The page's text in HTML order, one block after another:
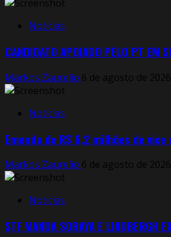
Notícias
CANDIDATO APOIADO PELO PT EM
Markos Zaurelio 6 de agosto de 2026
Notícias
Emenda de R$ 6,2 milhões de
Markos Zaurelio 6 de agosto de 2026
Notícias
STF MANDA SORAYA E LINDBERGH